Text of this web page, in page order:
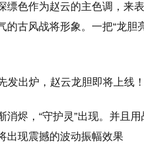
色作为赵云的主色调，来表
古风战将形象。一把“龙胆
消烬，“守护灵”出现。并且
出现震撼的波动振幅效果